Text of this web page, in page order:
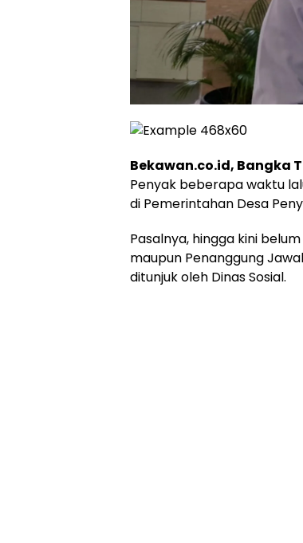
Bekawan.co.id, Bangka
Penyak beberapa waktu
di Pemerintahan Desa
Pasalnya, hingga kini
maupun Penanggung
ditunjuk oleh Dinas Sosial.